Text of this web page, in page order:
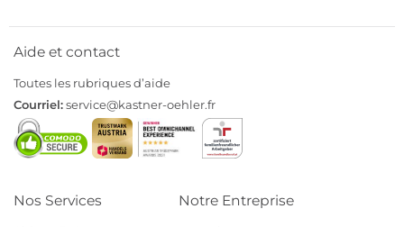
Aide et contact
Toutes les rubriques d’aide
Courriel:service@kastner-oehler.fr
Nos Services Notre Entreprise